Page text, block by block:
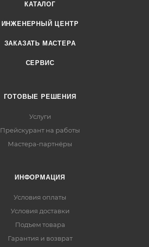
КАТАЛОГ
ИНЖЕНЕРНЫЙ ЦЕНТР
ЗАКАЗАТЬ МАСТЕРА
СЕРВИС
ГОТОВЫЕ РЕШЕНИЯ
Услуги
Прейскурант на работы
Мастера-партнёры
ИНФОРМАЦИЯ
Условия оплаты
Условия доставки
Подъем товара
Гарантия и возврат